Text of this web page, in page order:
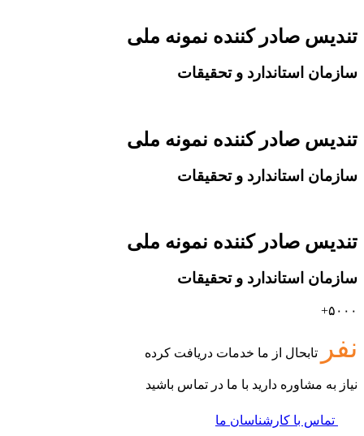
تندیس صادر کننده نمونه ملی
سازمان استاندارد و تحقیقات
تندیس صادر کننده نمونه ملی
سازمان استاندارد و تحقیقات
تندیس صادر کننده نمونه ملی
سازمان استاندارد و تحقیقات
۵۰۰۰+
نفر تابحال از ما خدمات دریافت کرده
نیاز به مشاوره دارید با ما در تماس باشید
تماس با کارشناسان ما